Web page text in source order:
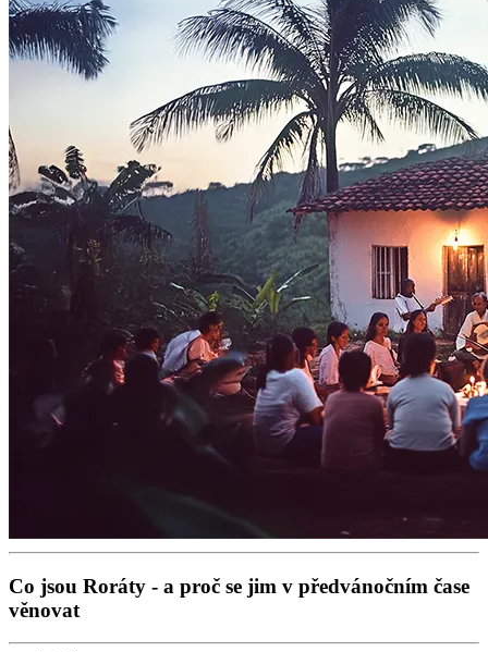
Co jsou Roráty - a proč se jim v předvánočním čase
věnovat